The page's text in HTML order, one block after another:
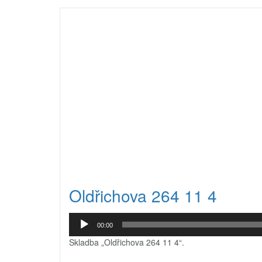
Oldřichova 264 11 4
Audio
přehrávač00:00
Skladba „Oldřichova 264 11 4“.